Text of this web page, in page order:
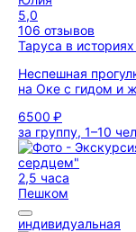
5,0
106 отзывов
Таруса в
Неспешная
на Оке с гидом и
6500 ₽
за группу, 1–10
2,5 часа
Пешком
индивидуальная